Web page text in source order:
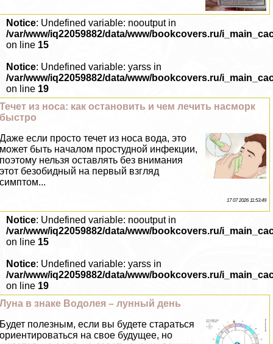
Notice: Undefined variable: nooutput in
/var/www/iq22059882/data/www/bookcovers.ru/
on line 15
Notice: Undefined variable: yarss in
/var/www/iq22059882/data/www/bookcovers.ru/
on line 19
Течет из носа: как остановить и чем лечить насморк
быстро
Даже если просто течет из носа вода, это
может быть началом простудной инфекции,
поэтому нельзя оставлять без внимания
этот безобидный на первый взгляд
симптом...
17 07 2026 11:53:49
Notice: Undefined variable: nooutput in
/var/www/iq22059882/data/www/bookcovers.ru/
on line 15
Notice: Undefined variable: yarss in
/var/www/iq22059882/data/www/bookcovers.ru/
on line 19
Луна в знаке Водолея – лунный день
Будет полезным, если вы будете стараться
ориентироваться на свое будущее, но